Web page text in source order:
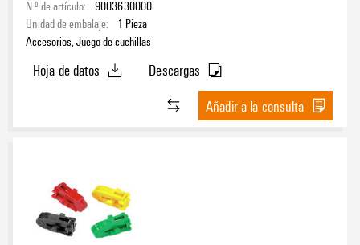
N.º de artículo: 9003630000
Unidad de embalaje:
1 Pieza
Accesorios, Juego de cuchillas
Hoja de datos
Descargas
Añadir a la consulta